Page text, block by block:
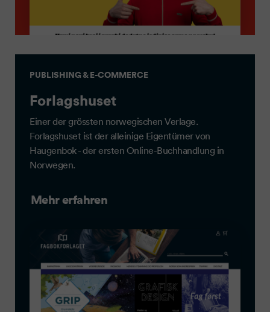
PUBLISHING & E-COMMERCE
Forlagshuset
Einer der grössten norwegischen Verlage.
Forlagshuset ist der alleinige Eigentümer von
Haugenbok - der ersten Online-Buchhandlung in
Norwegen.
Mehr erfahren